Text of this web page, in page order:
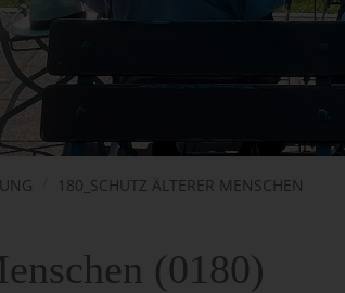
180_SCHUTZ ÄLTERER MENSCHEN
(0180)